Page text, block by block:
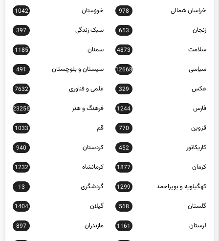
چهارمحال و بختیاری 1455 خراسان رضوی 1161
خراسان شمالی 978 خوزستان 1042
زنجان 653 سبک زندگی 397
سلامت 4873 سمنان 1185
سیاسی 12668 سیستان و بلوچستان 491
عکس 329 علمی و فناوری 7632
فارس 1244 فرهنگ و هنر 23256
قزوین 770 قم 1033
کاریکاتور 452 کردستان 940
کرمان 1877 کرمانشاه 1232
کهگیلویه و بویراحمد 1299 گردشگری 13
گلستان 568 گیلان 1404